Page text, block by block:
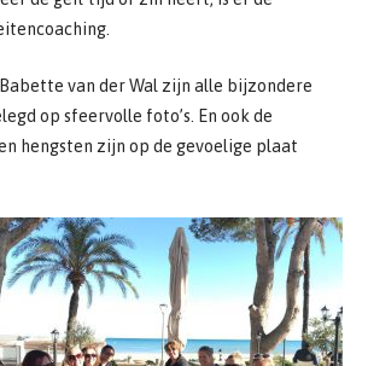
van der Wal zijn alle bijzondere
op sfeervolle foto’s. En ook de
hengsten zijn op de gevoelige plaat